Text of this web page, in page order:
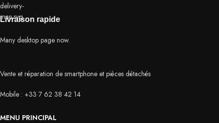
Livraison rapide
Many desktop page now.
Vente et réparation de smartphone et pièces détachés
Mobile : +33 7 62 38 42 14
MENU PRINCIPAL